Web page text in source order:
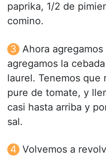
paprika, 1/2 de
comino.
Ahora
agregamos la
laurel. Tenemos que
pure de tomate, y
casi hasta arriba y
sal.
Volvemos a